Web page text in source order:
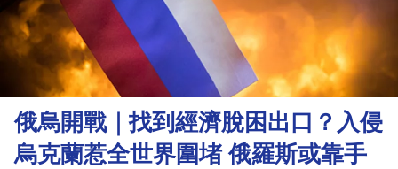
資
市
理
商
俄烏開戰｜找到經濟脫困出口？入侵
烏克蘭惹全世界圍堵 俄羅斯或靠手